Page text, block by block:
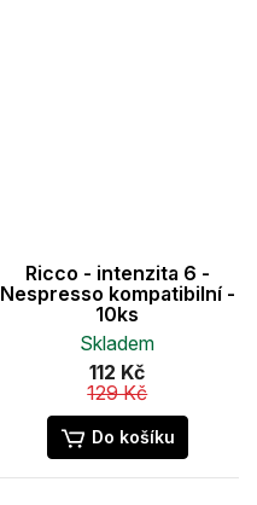
Ricco - intenzita 6 -
Nespresso kompatibilní -
10ks
Skladem
112 Kč
129 Kč
Do košíku